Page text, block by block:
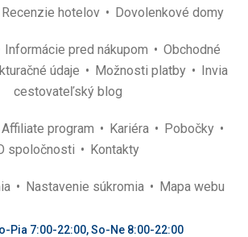
Recenzie hotelov Dovolenkové domy
Informácie pred nákupom
Obchodné
údaje Možnosti platby
Invia
cestovateľský blog
Affiliate program Kariéra
Pobočky
spoločnosti
Kontakty
Nastavenie súkromia Mapa webu
Pia 7:00-22:00, So-Ne 8:00-22:00